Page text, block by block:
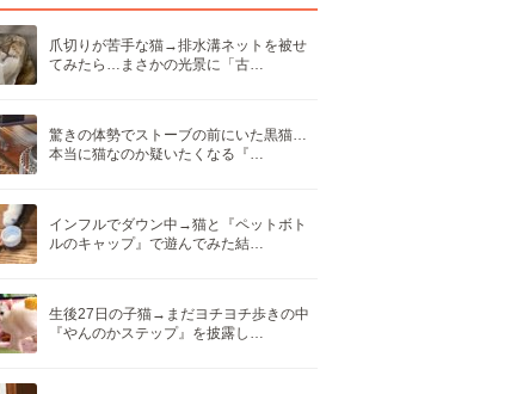
爪切りが苦手な猫→排水溝ネットを被せ
てみたら…まさかの光景に「古…
驚きの体勢でストーブの前にいた黒猫…
本当に猫なのか疑いたくなる『…
インフルでダウン中→猫と『ペットボト
ルのキャップ』で遊んでみた結…
生後27日の子猫→まだヨチヨチ歩きの中
『やんのかステップ』を披露し…